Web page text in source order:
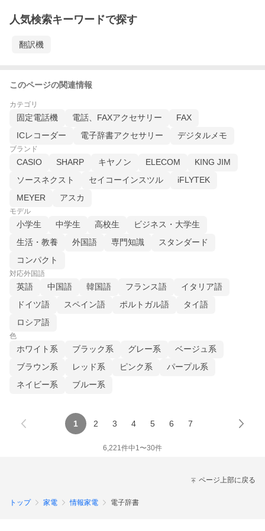
人気検索キーワードで探す
翻訳機
このページの関連情報
カテゴリ
固定電話機 電話、FAXアクセサリー
FAX
ICレコーダー
電子辞書アクセサリー デジタルメモ
ブランド
CASIO SHARP キヤノン ELECOM
KING JIM
ソースネクスト
セイコーインスツル
iFLYTEK
MEYER
アスカ
モデル
小学生 中学生 高校生
ビジネス・大学生
生活・教養
外国語 専門知識
スタンダード
コンパクト
対応外国語
英語 中国語 韓国語 フランス語
イタリア語
ドイツ語
スペイン語 ポルトガル語
タイ語
ロシア語
色
ホワイト系 ブラック系 グレー系
ベージュ系
ブラウン系
レッド系 ピンク系
パープル系
ネイビー系
ブルー系
1 2 3 4 5 6 7
6,221件中1〜30件
ページ上部に戻る
トップ 家電 情報家電 電子辞書